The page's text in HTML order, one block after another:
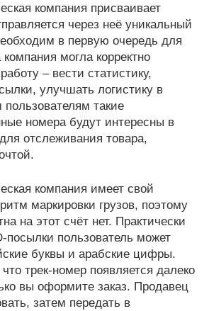
компания присваивает
через неё уникальный
в первую очередь для
могла корректно
– вести статистику,
улучшать логистику в
такие
номера будут интересны в
отслеживания товара,
компания имеет свой
маркировки грузов, поэтому
на этот счёт нет. Практически
посылки пользователь может
буквы и арабские цифры.
трек-номер появляется далеко
вы оформите заказ. Продавец
затем передать в